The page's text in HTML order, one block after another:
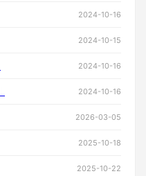
2024-10-16
2024-10-15
2024-10-16
2024-10-16
2026-03-05
2025-10-18
2025-10-22